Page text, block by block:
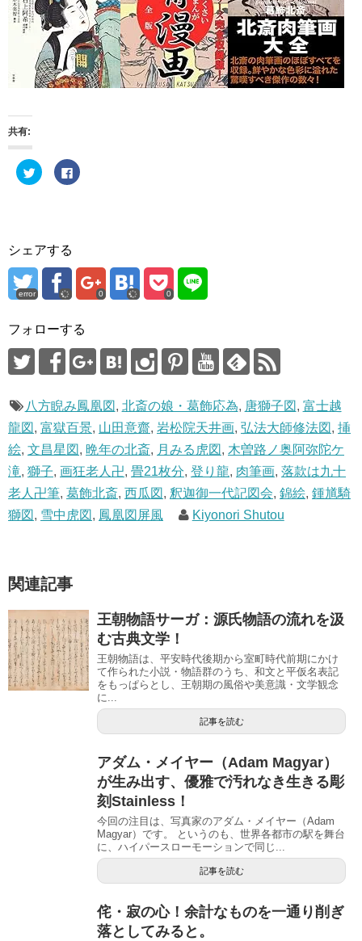
共有:
ク
リ
i
t
t
で
(
新
い
ィ
ウ
で
開
き
ま
す
)
F
a
有
す
る
に
リ
ッ
し
て
く
い
(
新
し
い
ウ
ィ
ン
ド
ウ
で
開
き
シェアする
error 0 0
フォローする
八方睨み鳳凰図 , 北斎の娘・葛飾応為, 唐獅子図 , 富士越
龍図 , 富獄百景, 山田意齋, 岩松院天井画, 弘法大師修法図 , 挿
絵, 文昌星図 , 晩年の北斎, 月みる虎図 , 木曽路ノ奥阿弥陀ケ
滝, 獅子, 画狂老人卍, 畳21枚分, 登り龍, 肉筆画, 落款は九十
老人卍筆, 葛飾北斎, 西瓜図 , 釈迦御一代記図会, 錦絵, 鍾馗騎
獅図 , 雪中虎図 , 鳳凰図屏風 Kiyonori Shutou
関連記事
王朝物語サーガ：源氏物語の流れを汲
む古典文学！
王朝物語は、平安時代後期から室町時代前期にかけ
て作られた小説・物語群のうち、和文と平仮名表記
をもっぱらとし、王朝期の風俗や美意識・文学観念
に...
記事を読む
アダム・メイヤー（Adam Magyar）
が生み出す、優雅で汚れなき生きる彫
刻Stainless！
今回の注目は、写真家のアダム・メイヤー（Adam
Magyar）です。 というのも、世界各都市の駅を舞台
に、ハイパースローモーションで同じ...
記事を読む
侘・寂の心！余計なものを一通り削ぎ
落としてみると。